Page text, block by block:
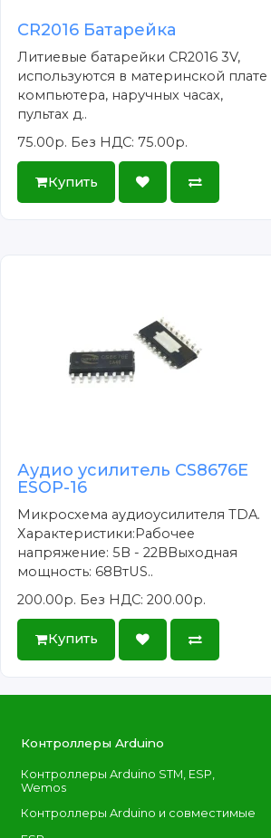
CR2016 Батарейка
Литиевые батарейки CR2016 3V,
используются в материнской плате
компьютера, наручных часах,
пультах д..
75.00р. Без НДС: 75.00р.
Купить
Аудио усилитель CS8676E
ESOP-16
Микросхема аудиоусилителя TDA.
Характеристики:Рабочее
напряжение: 5В - 22ВВыходная
мощность: 68ВтUS..
200.00р. Без НДС: 200.00р.
Купить
Контроллеры Arduino
Контроллеры Arduino STM, ESP,
Wemos
Контроллеры Arduino и совместимые